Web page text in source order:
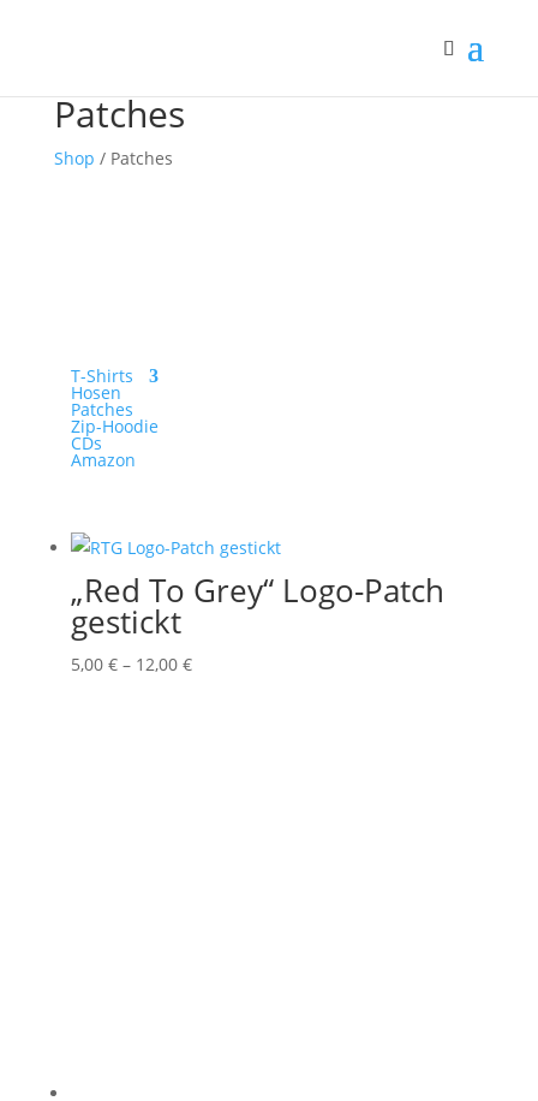
Patches
Shop / Patches
T-Shirts
Hosen
Patches
Zip-Hoodie
CDs
Amazon
„Red To Grey“ Logo-Patch
gestickt
5,00 € – 12,00 €Preisspanne: